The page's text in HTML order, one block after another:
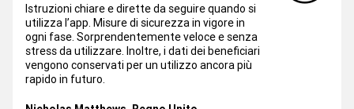
Istruzioni chiare e dirette da seguire quando si
utilizza l’app. Misure di sicurezza in vigore in
ogni fase. Sorprendentemente veloce e senza
stress da utilizzare. Inoltre, i dati dei beneficiari
vengono conservati per un utilizzo ancora più
rapido in futuro.